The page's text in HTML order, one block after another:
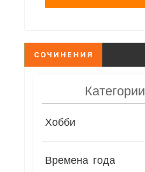
СОЧИНЕНИЯ
Категории
Хобби
Времена года